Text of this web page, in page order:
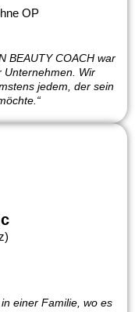
OP
BEAUTY COACH war
Unternehmen. Wir
jedem, der sein
einer Familie, wo es